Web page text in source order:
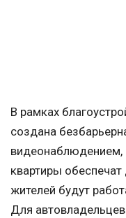
В рамках
создана
квартиры
жителей будут
Для